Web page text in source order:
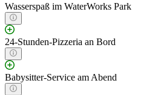
Wasserspaß im WaterWorks Park
24-Stunden-Pizzeria an Bord
Babysitter-Service am Abend